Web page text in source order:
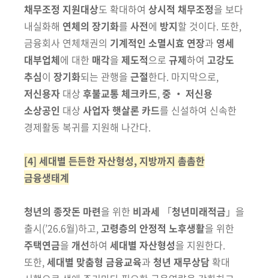
채무조정 지원대상도 확대하여 상시적 채무조정을 보다
내실화해 연체의 장기화를 사전에 방지할 것이다. 또한,
금융회사 연체채권의 기계적인 소멸시효 연장과 영세
대부업체에 대한 매각을 제도적으로 규제하여 고강도
추심이 장기화되는 관행을 근절한다. 마지막으로,
저신용자 대상 후불교통 체크카드, 중 ‧ 저신용
소상공인 대상 사업자햇살론 카드를 신설하여 신속한
경제활동 복귀를 지원해 나간다.
[4] 세대별 든든한 자산형성, 지방까지 촘촘한
금융생태계
청년의 종잣돈 마련을 위한 비과세 「청년미래적금 」을
출시(’26.6월)하고, 고령층의 안정적 노후생활을 위한
주택연금을 개선하여 세대별 자산형성을 지원한다.
또한, 세대별 맞춤형 금융교육과 청년 재무상담 확대